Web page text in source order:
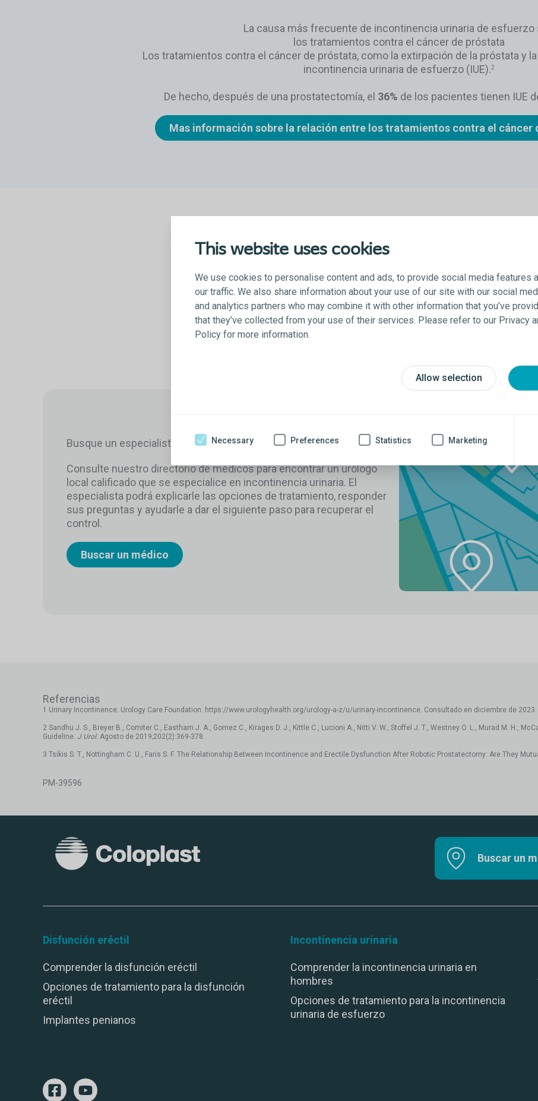
This website uses cookies
We use cookies to personalise content and ads, to provide social media features
our traffic. We also share information about your use of our site with our social
and analytics partners who may combine it with other information that you’ve
that they’ve collected from your use of their services. Please refer to our Privacy
Policy for more information.
Allow selection
Necessary Preferences Statistics Marketing
La causa más frecuente de incontinencia urinaria de esfuerzo
los tratamientos contra el cáncer de próstata
Los tratamientos contra el cáncer de próstata, como la extirpación de la próstata y
incontinencia urinaria de esfuerzo (IUE).2
De hecho, después de una prostatectomía, el 36% de los pacientes tienen IUE
Mas información sobre la relación entre los tratamientos contra el cáncer
Conozca sus opciones de
No importa si acaba de notar
varias compresas por día, es
tratamiento disponibles,
Opciones de tratamiento
Busque un especialista
Consulte nuestro directorio de médicos para encontrar un urólogo
local calificado que se especialice en incontinencia urinaria. El
especialista podrá explicarle las opciones de tratamiento, responder
sus preguntas y ayudarle a dar el siguiente paso para recuperar el
control.
Buscar un médico
Referencias
1 Urinary Incontinence. Urology Care Foundation. https://www.urologyhealth.org/urology-a-z/u/urinary-incontinence. Consultado en diciembre de 2023.
2 Sandhu J. S., Breyer B., Comiter C., Eastham J. A., Gomez C., Kirages D. J., Kittle C., Lucioni A., Nitti V. W., Stoffel J. T., Westney O. L., Murad M. H.,
Guideline. J Urol. Agosto de 2019;202(2):369-378.
3 Tsikis S. T., Nottingham C. U., Faris S. F. The Relationship Between Incontinence and Erectile Dysfunction After Robotic Prostatectomy: Are They
PM-39596
Buscar un
Disfunción eréctil
Comprender la disfunción eréctil
Opciones de tratamiento para la disfunción
eréctil
Implantes penianos
Incontinencia urinaria
Comprender la incontinencia urinaria en
hombres
Opciones de tratamiento para la incontinencia
urinaria de esfuerzo